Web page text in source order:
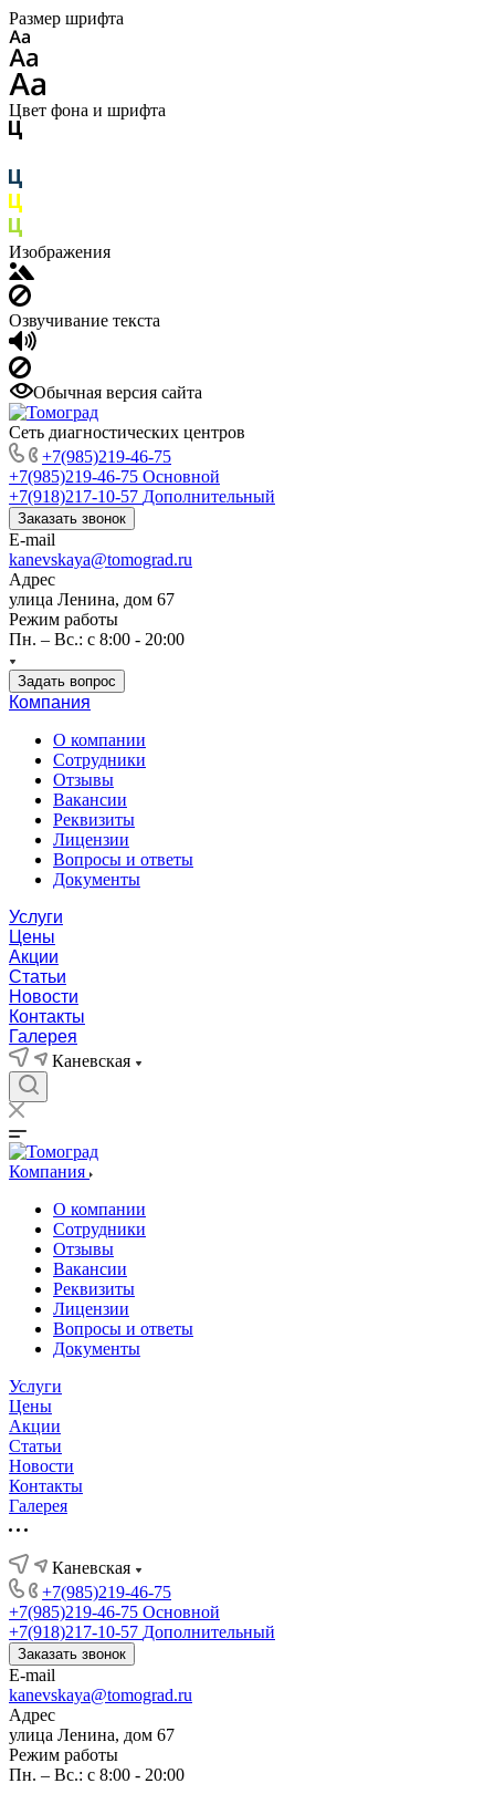
Размер шрифта
Цвет фона и шрифта
Изображения
Озвучивание текста
Обычная версия сайта
Сеть диагностических центров
+7(985)219-46-75
+7(985)219-46-75 Основной
+7(918)217-10-57 Дополнительный
Заказать звонок
E-mail
kanevskaya@tomograd.ru
Адрес
улица Ленина, дом 67
Режим работы
Пн. – Вс.: c 8:00 - 20:00
Задать вопрос
Компания
О компании
Сотрудники
Отзывы
Вакансии
Реквизиты
Лицензии
Вопросы и ответы
Документы
Услуги
Цены
Акции
Статьи
Новости
Контакты
Галерея
Каневская
Компания
О компании
Сотрудники
Отзывы
Вакансии
Реквизиты
Лицензии
Вопросы и ответы
Документы
Услуги
Цены
Акции
Статьи
Новости
Контакты
Галерея
Каневская
+7(985)219-46-75
+7(985)219-46-75 Основной
+7(918)217-10-57 Дополнительный
Заказать звонок
E-mail
kanevskaya@tomograd.ru
Адрес
улица Ленина, дом 67
Режим работы
Пн. – Вс.: c 8:00 - 20:00